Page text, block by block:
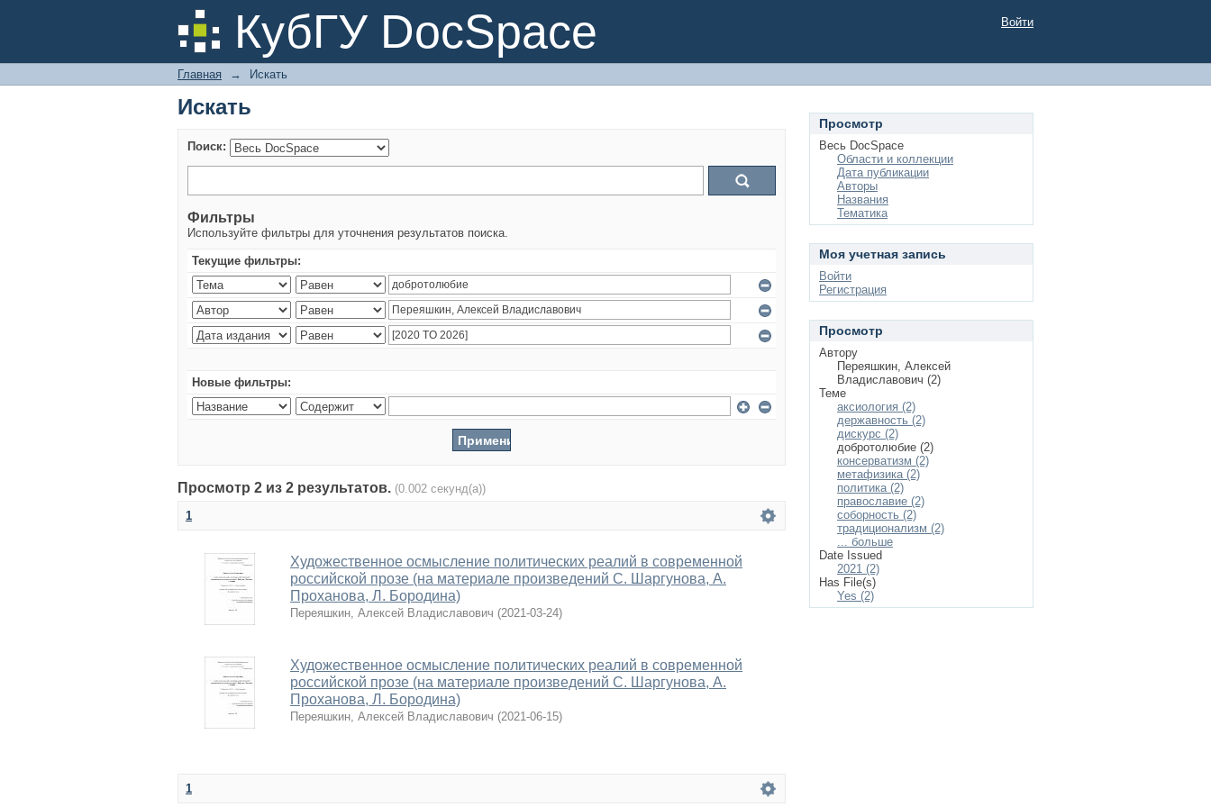
КубГУ DocSpace
Искать Войти
Главная → Искать
Искать
Поиск:
Фильтры
Используйте фильтры для уточнения результатов поиска.
Текущие фильтры:
Новые фильтры:
Просмотр 2 из 2 результатов. (0.002 секунд(а))
1
Художественное осмысление политических реалий в современной
российской прозе (на материале произведений С. Шаргунова, А.
Проханова, Л. Бородина)
Переяшкин, Алексей Владиславович (2021-03-24)
Художественное осмысление политических реалий в современной
российской прозе (на материале произведений С. Шаргунова, А.
Проханова, Л. Бородина)
Переяшкин, Алексей Владиславович (2021-06-15)
1
Просмотр
Весь DocSpace
Области и коллекции
Дата публикации
Авторы
Названия
Тематика
Моя учетная запись
Войти
Регистрация
Просмотр
Автору
Переяшкин, Алексей
Владиславович (2)
Теме
аксиология (2)
державность (2)
дискурс (2)
добротолюбие (2)
консерватизм (2)
метафизика (2)
политика (2)
православие (2)
соборность (2)
традиционализм (2)
... больше
Date Issued
2021 (2)
Has File(s)
Yes (2)